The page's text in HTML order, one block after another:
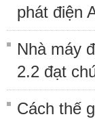
phát điện
Nhà máy
2.2 đạt
Cách thế